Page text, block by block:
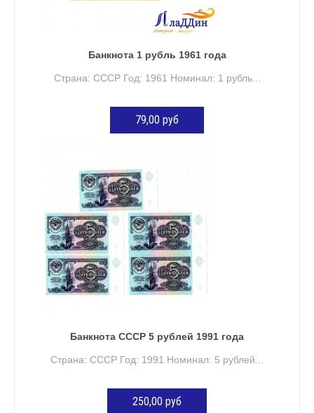
Банкнота 1 рубль 1961 года
Страна: СССР Год: 1961 Номинал: 1 рубль...
79,00 руб
Банкнота СССР 5 рублей 1991 года
Страна: СССР Год: 1991 Номинал: 5 рублей...
250,00 руб